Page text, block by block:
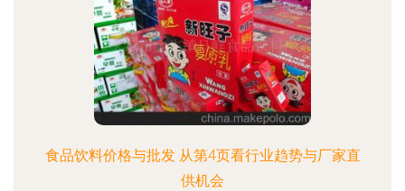
食品饮料价格与批发 从第4页看行业趋势与厂家直
供机会